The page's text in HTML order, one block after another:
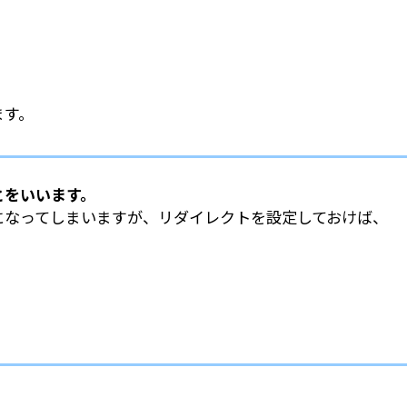
。
いいます。
てしまいますが、リダイレクトを設定しておけば、